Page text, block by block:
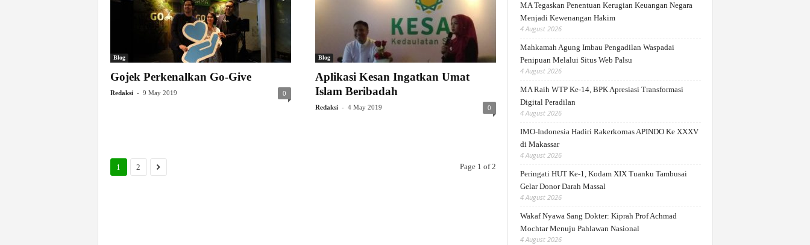
Blog
Gojek Perkenalkan Go-Give
Redaksi - 9 May 2019 0
Blog
Aplikasi Kesan Ingatkan Umat
Islam Beribadah
Redaksi - 4 May 2019 0
1 2 Page 1 of 2
MA Tegaskan Penentuan Kerugian Keuangan Negara
Menjadi Kewenangan Hakim
4 August 2026
Mahkamah Agung Imbau Pengadilan Waspadai
Penipuan Melalui Situs Web Palsu
4 August 2026
MA Raih WTP Ke-14, BPK Apresiasi Transformasi
Digital Peradilan
4 August 2026
IMO-Indonesia Hadiri Rakerkornas APINDO Ke XXXV
di Makassar
4 August 2026
Peringati HUT Ke-1, Kodam XIX Tuanku Tambusai
Gelar Donor Darah Massal
4 August 2026
Wakaf Nyawa Sang Dokter: Kiprah Prof Achmad
Mochtar Menuju Pahlawan Nasional
4 August 2026